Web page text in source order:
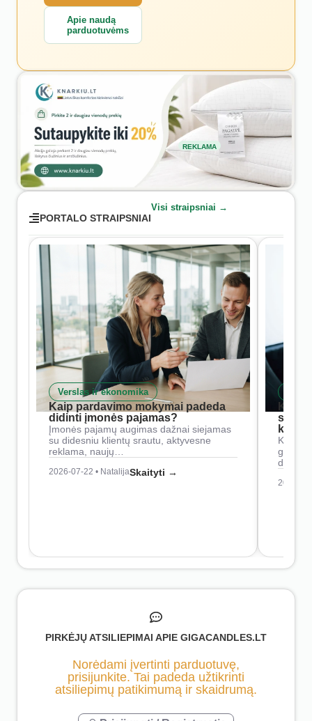
Apie naudą
parduotuvėms
REKLAMA
PORTALO STRAIPSNIAI
Visi straipsniai →
Verslas ir ekonomika
Kaip pardavimo mokymai padeda
didinti įmonės pajamas?
Įmonės pajamų augimas dažnai siejamas
su didesniu klientų srautu, aktyvesne
reklama, naujų…
2026-07-22 • NatalijaSkaityti →
Kaip
2026-
PIRKĖJŲ ATSILIEPIMAI APIE GIGACANDLES.LT
Norėdami įvertinti parduotuvę,
prisijunkite. Tai padeda užtikrinti
atsiliepimų patikimumą ir skaidrumą.